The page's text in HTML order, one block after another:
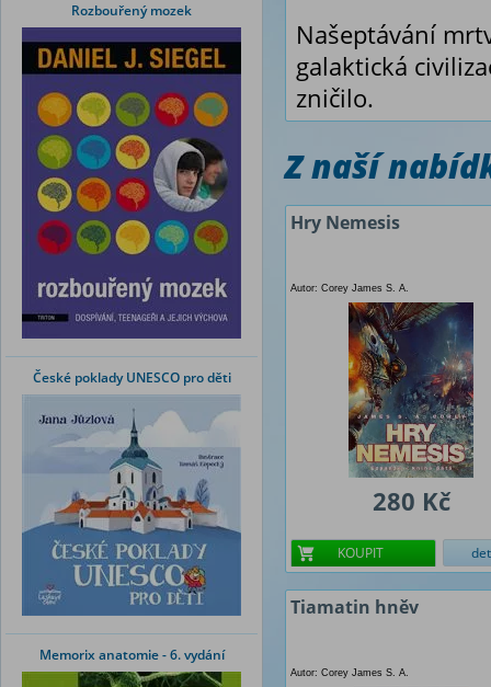
Rozbouřený mozek
České poklady UNESCO pro děti
Memorix anatomie - 6. vydání
Našeptávání
galaktická
zničilo.
Z naší
Hry Nemesis
Autor: Corey James S. A.
280 Kč
KOUPIT
Tiamatin hněv
Autor: Corey James S. A.